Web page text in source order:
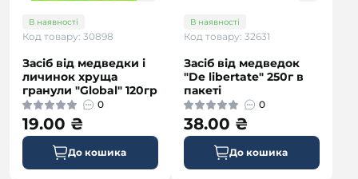
В наявності
Код товару: 30898
Засіб від медведки і
личинок хруща
гранули "Global" 120гр
0
19.00 ₴
До кошика
В наявності
Код товару: 32631
Засіб від медведок
"De libertate" 250г в
пакеті
0
38.00 ₴
До кошика